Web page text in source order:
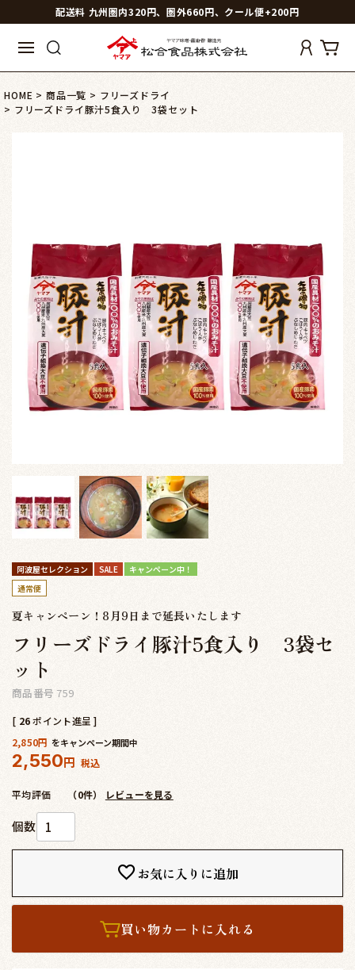
配送料 九州圏内320円、圏外660円、クール便+200円
HOME 商品一覧
フリーズドライ
フリーズドライ豚汁5食入り 3袋セット
阿波屋セレクション SALE
キャンペーン中！
通常便
夏キャンペーン！8月9日まで延長いたします
フリーズドライ豚汁5食入り 3袋セ
ット
商品番号 759
[ 26 ポイント進呈 ]
2,850
をキャンペーン期間中
2,550 税込
平均評価 （0件） レビューを見る
お気に入りに追加
買い物カートに入れる